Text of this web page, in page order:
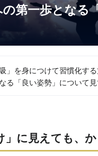
第一歩となる
」を身につけて習慣化す
る「良い姿勢」について見
」に見えても、